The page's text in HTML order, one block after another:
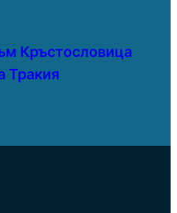
Кръстословица
Тракия